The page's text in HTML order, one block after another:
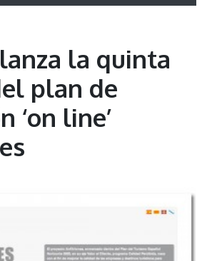
la quinta
plan de
‘on line’